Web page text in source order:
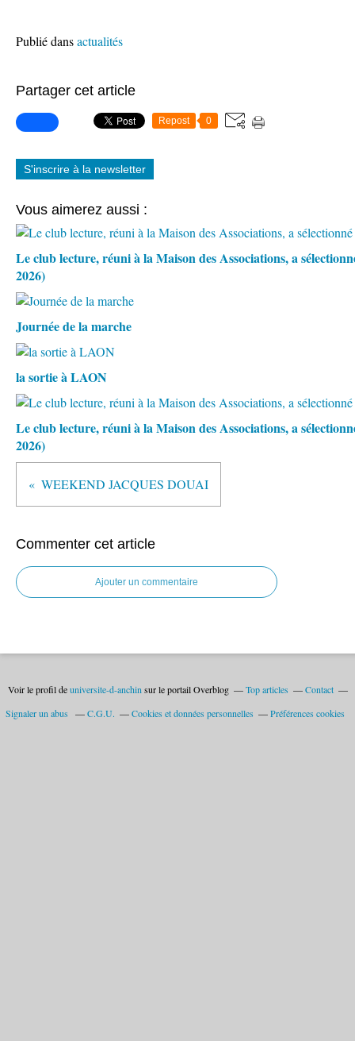
Publié dansactualités
Partager cet article
Repost 0
S'inscrire à la newsletter
Vous aimerez aussi :
Le club lecture, réuni à la Maison des Associations, a
2026)
Journée de la marche
la sortie à LAON
Le club lecture, réuni à la Maison des Associations, a
2026)
WEEKEND JACQUES DOUAI
Commenter cet article
Ajouter un commentaire
Voir le profil deuniversite-d-anchin sur le portail Overblog Top articles
Contact
Signaler un abus
C.G.U. Cookies et données personnelles Préférences cookies